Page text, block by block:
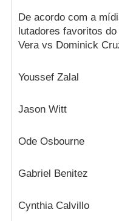
De acordo com a
lutadores favoritos
Vera vs Dominick
Youssef Zalal
Jason Witt
Ode Osbourne
Gabriel Benitez
Cynthia Calvillo